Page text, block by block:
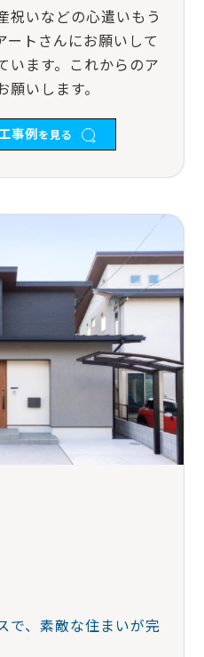
祝いなどの心遣いもう
ートさんにお願いして
います。これからのア
願いします。
事例 を見る
で、素敵な住まいが完